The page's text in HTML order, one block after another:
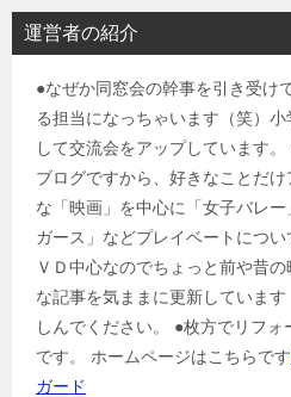
運営者の紹介
●なぜか同窓会の幹事を引き受け
る担当になっちゃいます（笑）
して交流会をアップしています
ブログですから、好きなことだ
な「映画」を中心に「女子バレ
ガース」などプレイベートにつ
ＶＤ中心なのでちょっと前や昔
な記事を気ままに更新していま
しんでください。 ●枚方でリフ
です。 ホームページはこちらです
ガード